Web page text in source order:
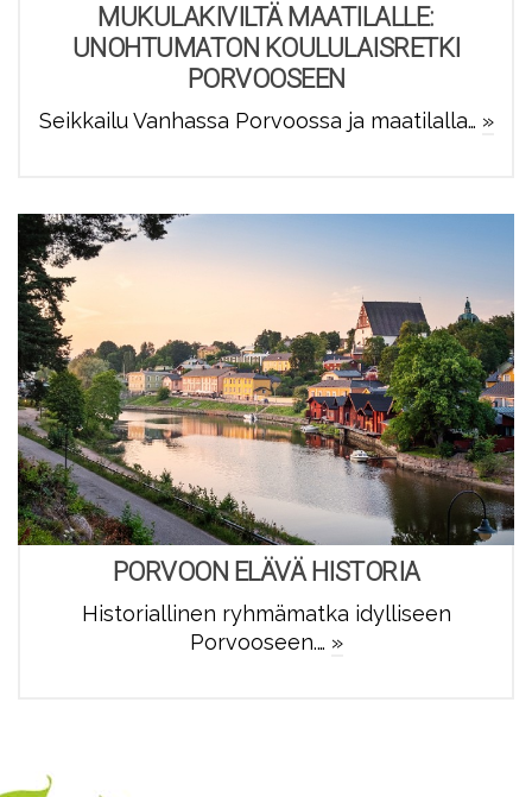
MUKULAKIVILTÄ MAATILALLE:
UNOHTUMATON KOULULAISRETKI
PORVOOSEEN
Seikkailu Vanhassa Porvoossa ja maatilalla… »
PORVOON ELÄVÄ HISTORIA
Historiallinen ryhmämatka idylliseen
Porvooseen.… »